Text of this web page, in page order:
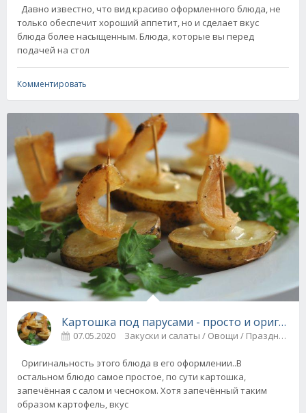
Давно известно, что вид красиво оформленного блюда, не
только обеспечит хороший аппетит, но и сделает вкус
блюда более насыщенным. Блюда, которые вы перед
подачей на стол
Комментировать
Картошка под парусами - просто и
07.05.2020 Закуски и салаты / Овощи /
Оригинальность этого блюда в его оформлении..В
остальном блюдо самое простое, по сути картошка,
запечённая с салом и чесноком. Хотя запечённый таким
образом картофель, вкус